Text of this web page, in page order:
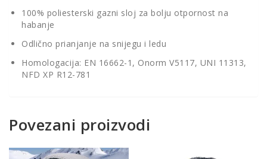
100% poliesterski gazni sloj za bolju otpornost na
habanje
Odlično prianjanje na snijegu i ledu
Homologacija: EN 16662-1, Onorm V5117, UNI 11313,
NFD XP R12-781
Povezani proizvodi